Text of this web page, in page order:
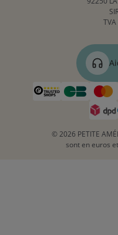
© 2026 PETITE
sont en euros